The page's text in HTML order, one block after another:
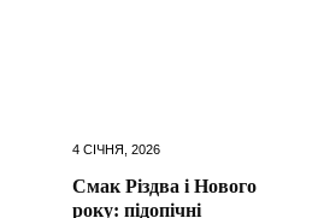
4 СІЧНЯ, 2026
Смак Різдва і Нового
року: підопічні